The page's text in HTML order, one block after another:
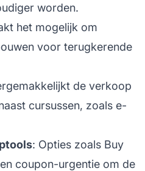
worden.
het mogelijk om
voor terugkerende
de verkoop
cursussen, zoals e-
: Opties zoals Buy
coupon-urgentie om de